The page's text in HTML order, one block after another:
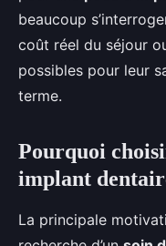
beaucoup
coût réel du séjour
possibles pour leur
terme.
Pourquoi
implant
La principale